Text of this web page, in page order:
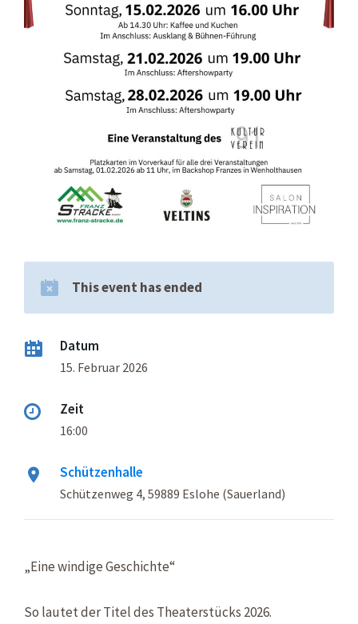
This event has ended
Datum
15. Februar 2026
Zeit
16:00
Schützenhalle
Schützenweg 4, 59889 Eslohe (Sauerland)
„Eine windige Geschichte“
So lautet der Titel des Theaterstücks 2026.